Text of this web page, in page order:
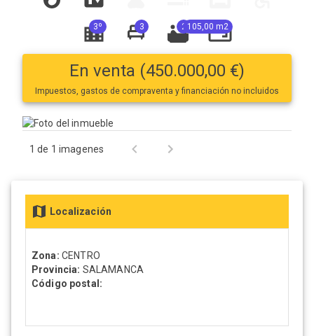
3º 3 2 105,00 m2
En venta (450.000,00 €)
Impuestos, gastos de compraventa y financiación no incluidos
1 de 1 imagenes
Localización
Zona: CENTRO
Provincia: SALAMANCA
Código postal: